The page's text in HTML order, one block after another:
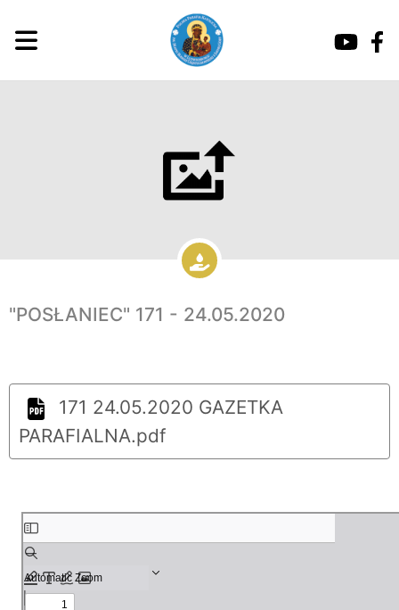
"POSŁANIEC" 171 - 24.05.2020
171 24.05.2020 GAZETKA
PARAFIALNA.pdf